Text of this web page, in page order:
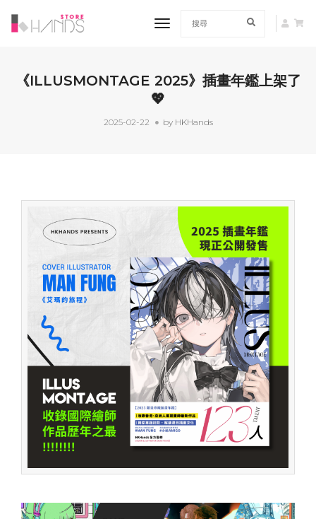
toggle navigation
《ILLUSMONTAGE 2025》插畫年鑑上架了
💖
2025-02-22 by HKHands